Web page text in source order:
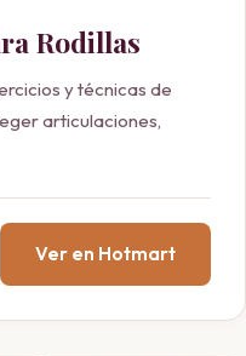
Rodillas
y técnicas de
articulaciones,
Ver en Hotmart